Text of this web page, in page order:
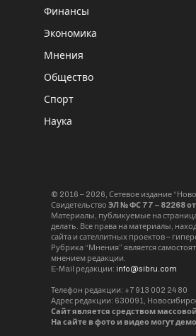
Финансы
Экономика
Мнения
Общество
Спорт
Наука
© 2016 – 2026, Сетевое издание
Свидетельство ЭЛ № ФС 77 – 82268 от
Материалы, публикуемые на
делать. Все права на материалы,
сайта и сателлитных проектов –
Рубрика “Мнения” является
мнением редакции.
E-Mail редакции: info@sibru.com
Телефон редакции: +7 913 002 24 80
Адрес редакции: 630091,
Сайт является средством
На сайте в фото и видео могут